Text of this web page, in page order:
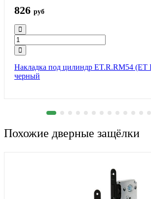
826 руб
Накладка под цилиндр ET.R.RM54 (ET
черный
Похожие дверные защёлки